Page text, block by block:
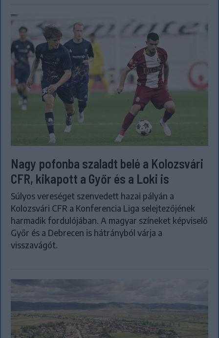
Nagy pofonba szaladt belé a Kolozsvári
CFR, kikapott a Győr és a Loki is
Súlyos vereséget szenvedett hazai pályán a
Kolozsvári CFR a Konferencia Liga selejtezőjének
harmadik fordulójában. A magyar színeket képviselő
Győr és a Debrecen is hátrányból várja a
visszavágót.